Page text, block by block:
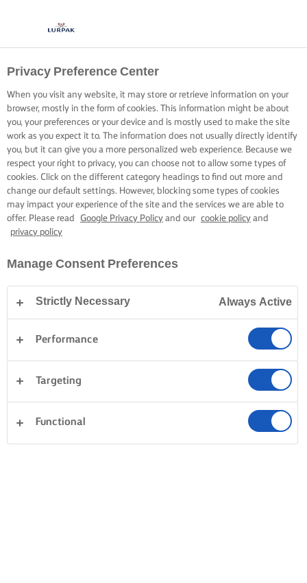
Privacy Preference Center
When you visit any website, it may store or retrieve information on your
browser, mostly in the form of cookies. This information might be about
you, your preferences or your device and is mostly used to make the site
work as you expect it to. The information does not usually directly identify
you, but it can give you a more personalized web experience. Because we
respect your right to privacy, you can choose not to allow some types of
cookies. Click on the different category headings to find out more and
change our default settings. However, blocking some types of cookies
may impact your experience of the site and the services we are able to
offer. Please read
Google Privacy Policy and our cookie policy and
privacy policy
Manage Consent Preferences
Strictly Necessary Always Active
Performance
Targeting
Functional